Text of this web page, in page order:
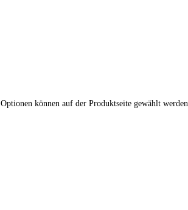
können auf der Produktseite gewählt werden